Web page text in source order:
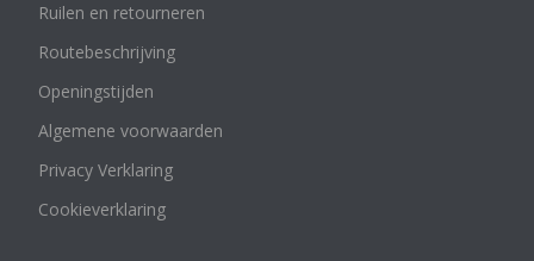
Ruilen en retourneren
Routebeschrijving
Openingstijden
Algemene voorwaarden
Privacy Verklaring
Cookieverklaring